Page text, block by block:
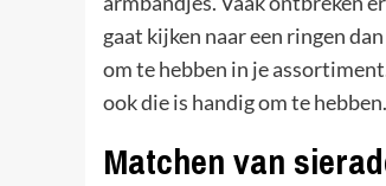
gaat kijken naar een ringen
om te hebben in je
ook die is handig om te hebben.
Matchen van